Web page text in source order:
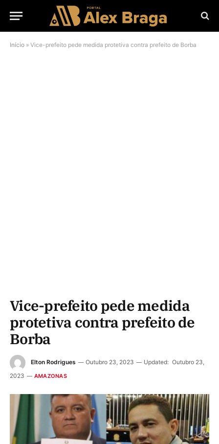
Início » Vice-prefeito pede medida protetiva contra prefeito de Borba
Vice-prefeito pede medida
protetiva contra prefeito de
Borba
Elton Rodrigues Outubro 23, 2023 Updated: Outubro 23,
2023
AMAZONAS